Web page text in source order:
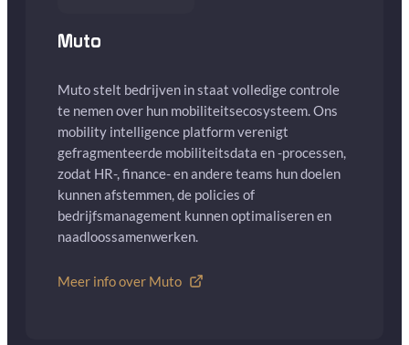
Muto
Muto stelt bedrijven in staat volledige controle
te nemen over hun mobiliteitsecosysteem. Ons
mobility intelligence platform verenigt
gefragmenteerde mobiliteitsdata en -processen,
zodat HR-, finance- en andere teams hun doelen
kunnen afstemmen, de policies of
bedrijfsmanagement kunnen optimaliseren en
naadloossamenwerken.
Meer info over Muto